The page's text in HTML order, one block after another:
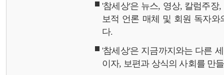
'참세상'은 뉴스, 영상, 칼럼주
보적 언론 매체 및 회원 독자와
다.
'참세상'은 지금까지와는 다른
이자, 보편과 상식의 사회를 만